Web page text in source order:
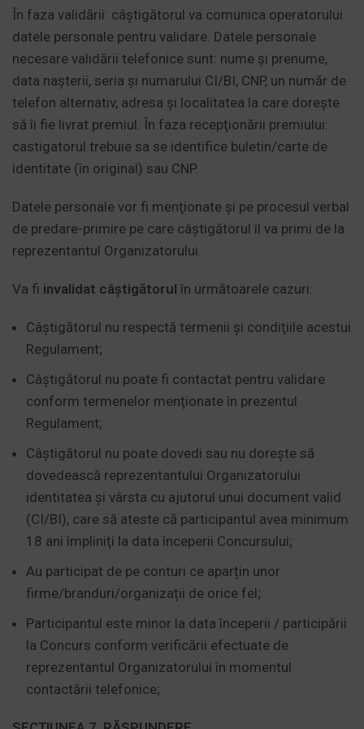
În faza validării: câştigătorul va comunica operatorului
datele personale pentru validare. Datele personale
necesare validării telefonice sunt: nume şi prenume,
data naşterii, seria și numarului CI/BI, CNP, un număr de
telefon alternativ, adresa şi localitatea la care doreşte
să îi fie livrat premiul. În faza recepţionării premiului:
castigatorul trebuie sa se identifice buletin/carte de
identitate (în original) sau CNP.
Datele personale vor fi menţionate şi pe procesul verbal
de predare-primire pe care câştigătorul îl va primi de la
reprezentantul Organizatorului.
Va fi invalidat câştigătorul în următoarele cazuri:
Câştigătorul nu respectă termenii şi condiţiile acestui
Regulament;
Câștigătorul nu poate fi contactat pentru validare
conform termenelor menţionate în prezentul
Regulament;
Câştigătorul nu poate dovedi sau nu dorește să
dovedească reprezentantului Organizatorului
identitatea şi vârsta cu ajutorul unui document valid
(CI/BI), care să ateste că participantul avea minimum
18 ani împliniţi la data începerii Concursului;
Au participat de pe conturi ce aparțin unor
firme/branduri/organizații de orice fel;
Participantul este minor la data începerii / participării
la Concurs conform verificării efectuate de
reprezentantul Organizatorului în momentul
contactării telefonice;